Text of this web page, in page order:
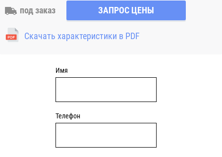
наружное сферическое кольцо и благодаря этому обладает
свойством самоцентрирования. Корпусной
подшипниковый узел натяжного типа может применяться
там, где требуется регулировать расстояние между валом и
натяжения приводных ремней и зубчатых передачах)
под заказ ЗАПРОС ЦЕНЫ
Скачать характеристики в PDF
Имя
Телефон